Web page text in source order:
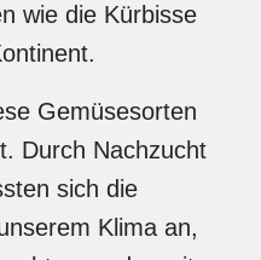
wie die Kürbisse
Gemüsesorten
Durch Nachzucht
sich die
Klima an,